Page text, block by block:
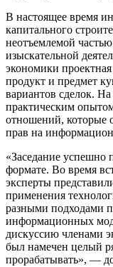
В настоящее время
капитального
неотъемлемой
изыскательной
экономики
продукт и предмет
вариантов сделок.
практическим
отношений, которые
прав на
«Заседание
формате. Во время
эксперты
применения
разными подходами
информационных
дискуссию членами
был намечен целый
прорабатывать», —